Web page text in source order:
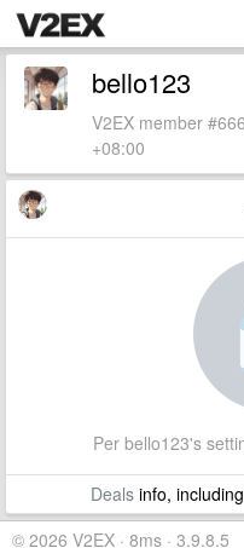
bello123
V2EX member
+08:00
Per bello123's
Dealsinfo,
© 2026 V2EX · 8ms · 3.9.8.5